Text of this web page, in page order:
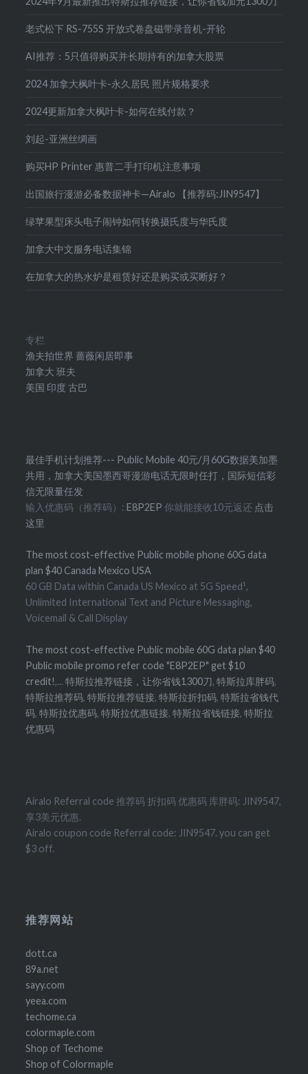
老式松下 RS-755S 开放式卷盘磁带录音机-开轮
AI推荐：5只值得购买并长期持有的加拿大股票
2024 加拿大枫叶卡-永久居民 照片规格要求
2024更新加拿大枫叶卡-如何在线付款？
刘起-亚洲丝绸画
购买HP Printer 惠普二手打印机注意事项
出国旅行漫游必备数据神卡—Airalo 【推荐码:JIN9547】
绿苹果型床头电子闹钟如何转换摄氏度与华氏度
加拿大中文服务电话集锦
在加拿大的热水炉是租赁好还是购买或买断好？
专栏
渔夫拍世界蔷薇闲居即事
加拿大 班夫
美国 印度 古巴
最佳手机计划推荐--- Public Mobile 40元/月60G数据美加墨
共用，加拿大美国墨西哥漫游电话无限时任打，国际短信彩
信无限量任发
输入优惠码（推荐码）:E8P2EP你就能接收10元返还 点击
这里
The most cost-effective Public mobile phone 60G data
plan $40 Canada Mexico USA
60 GB Data within Canada US Mexico at 5G Speed¹,
Unlimited International Text and Picture Messaging,
Voicemail & Call Display
The most cost-effective Public mobile 60G data plan $40
Public mobile promo refer code "E8P2EP" get $10
credit!,...特斯拉推荐链接，让你省钱1300刀,特斯拉库胖码,
特斯拉推荐码,特斯拉推荐链接,特斯拉折扣码,特斯拉省钱代
码,特斯拉优惠码,特斯拉优惠链接, 特斯拉省钱链接,特斯拉
优惠码
Airalo Referral code 推荐码 折扣码 优惠码 库胖码: JIN9547,
享3美元优惠.
Airalo coupon code Referral code: JIN9547. you can get
$3 off.
推荐网站
dott.ca
89a.net
sayy.com
yeea.com
techome.ca
colormaple.com
Shop of Techome
Shop of Colormaple